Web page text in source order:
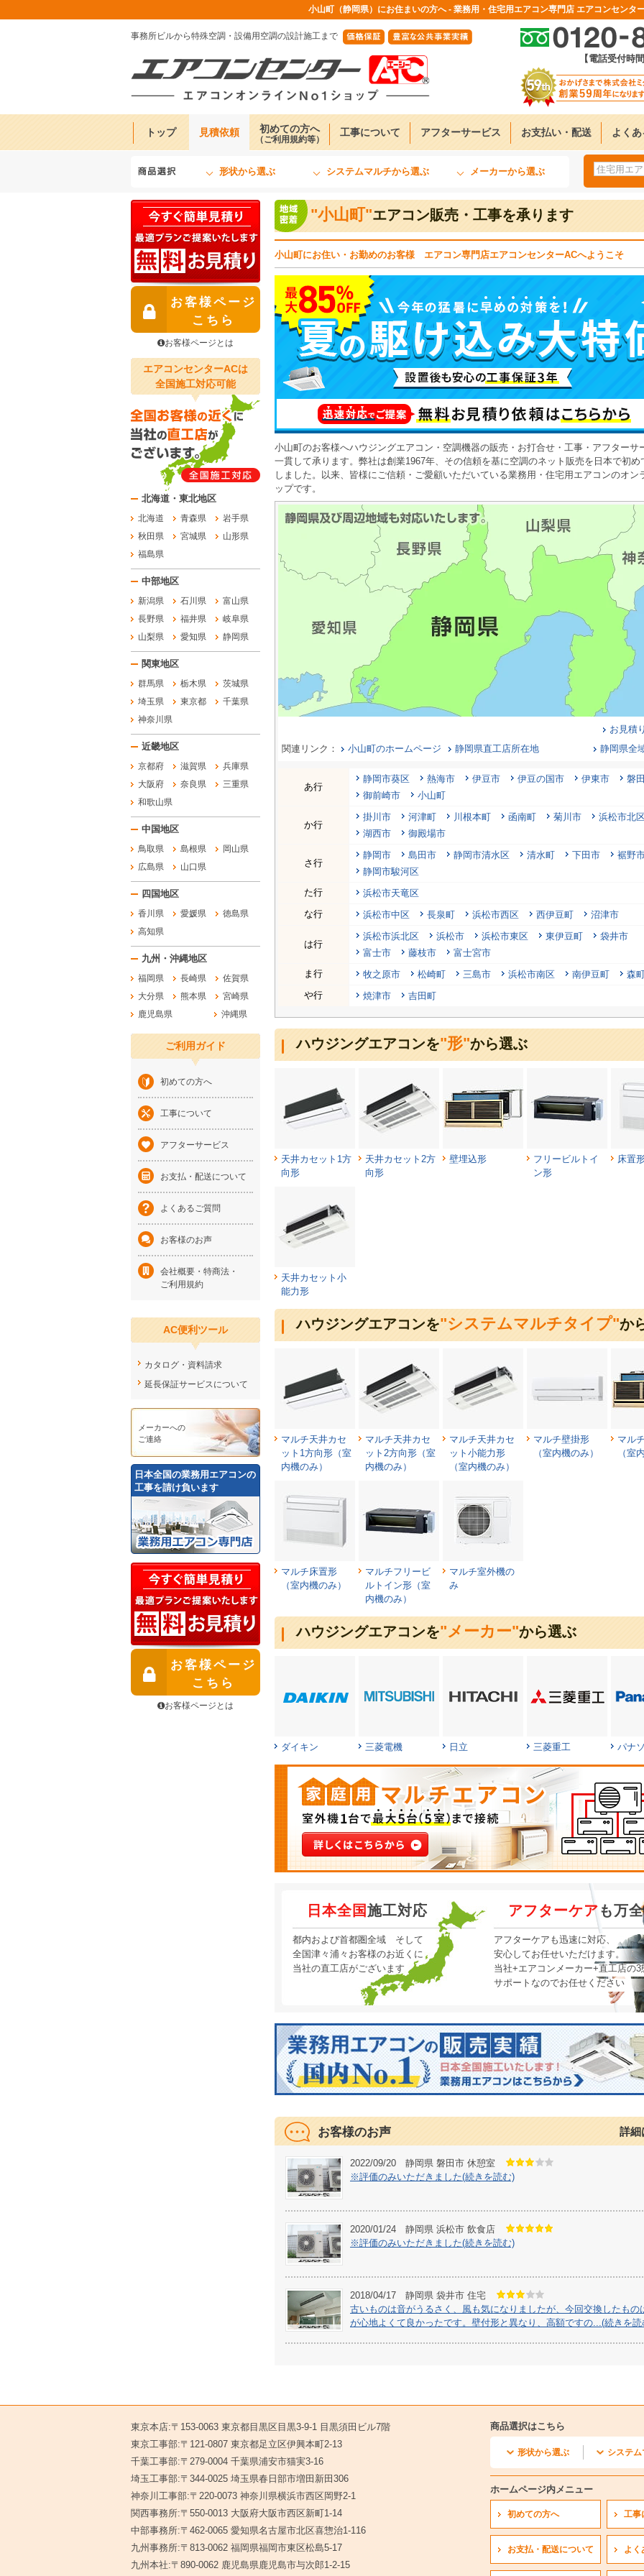
小山町（静岡県）にお住まいの方へ - 業務用・住宅用エアコン専門店 エアコンセンタ
事務所ビルから特殊空調・設備用空調の設計施工まで
【電話受付時
トップ 見積依頼 初めての方へ
（ご利用規約等）
工事について アフターサービス お支払い・配送 よく
形状から選ぶ システムマルチから選ぶ メーカーから選ぶ
"小山町"エアコン販売・工事を承ります
小山町にお住い・お勤めのお客様 エアコン専門店エアコンセンターACへようこそ
小山町のお客様へハウジングエアコン・空調機器の販売・お打合せ・工事・アフターサ
一貫して承ります。 弊社は創業1967年、その信頼を基に空調のネット販売を日本で初め
しました。以来、皆様にご信頼・ご愛顧いただいている業務用・住宅用エアコンのオン
ップです。
お見積
関連リンク：
小山町のホームページ 静岡県直工店所在地 静岡県全
あ行
静岡市葵区 熱海市 伊豆市 伊豆の国市 伊東市
磐
御前崎市
小山町
か行
掛川市 河津町 川根本町 函南町 菊川市
浜松市北
湖西市
御殿場市
さ行
静岡市 島田市 静岡市清水区 清水町 下田市
裾野
静岡市駿河区
た行
浜松市天竜区
な行
浜松市中区 長泉町 浜松市西区 西伊豆町 沼津市
は行
浜松市浜北区 浜松市 浜松市東区 東伊豆町
袋井市
富士市
藤枝市
富士宮市
ま行
牧之原市 松崎町 三島市 浜松市南区 南伊豆町
森
や行
焼津市 吉田町
ハウジングエアコンを"形"から選ぶ
天井カセット1方
向形
天井カセット2方
向形
壁埋込形
フリービルトイ
ン形
床置
天井カセット小
能力形
ハウジングエアコンを"システムマルチタイプ"か
マルチ天井カセ
ット1方向形（室
内機のみ）
マルチ天井カセ
ット2方向形（室
内機のみ）
マルチ天井カセ
ット小能力形
（室内機のみ）
マルチ壁掛形
（室内機のみ）
マル
（室
マルチ床置形
（室内機のみ）
マルチフリービ
ルトイン形（室
内機のみ）
マルチ室外機の
み
ハウジングエアコンを"メーカー"から選ぶ
ダイキン 三菱電機 日立 三菱重工 パナ
日本全国施工対応
都内および首都圏全域 そして
全国津々浦々お客様のお近くに
当社の直工店がございます
アフターケアも万全
アフターケアも迅速に対応、
安心してお任せいただけます。
当社+エアコンメーカー+直工店の3
サポートなのでお任せください
お客様のお声 詳細
2022/09/20 静岡県 磐田市 休憩室
※評価のみいただきました(続きを読む)
2020/01/24 静岡県 浜松市 飲食店
※評価のみいただきました(続きを読む)
2018/04/17 静岡県 袋井市 住宅
古いものは音がうるさく、風も気になりましたが、今回交換したもの
が心地よくて良かったです。壁付形と異なり、高額ですの...(続きを読
お客様ページ
こちら
お客様ページとは
エアコンセンターACは
全国施工対応可能
北海道・東北地区
北海道 青森県
岩手県
秋田県
宮城県
山形県
福島県
中部地区
新潟県 石川県
富山県
長野県
福井県
岐阜県
山梨県
愛知県 静岡県
関東地区
群馬県 栃木県
茨城県
埼玉県
東京都
千葉県
神奈川県
近畿地区
京都府 滋賀県
兵庫県
大阪府
奈良県
三重県
和歌山県
中国地区
鳥取県 島根県
岡山県
広島県
山口県
四国地区
香川県 愛媛県
徳島県
高知県
九州・沖縄地区
福岡県 長崎県
佐賀県
大分県
熊本県
宮崎県
鹿児島県
沖縄県
ご利用ガイド
初めての方へ
工事について
アフターサービス
お支払・配送について
よくあるご質問
お客様のお声
会社概要・特商法・
ご利用規約
AC便利ツール
カタログ・資料請求
延長保証サービスについて
メーカーへの
ご連絡
日本全国の業務用エアコンの
工事を請け負います
お客様ページ
こちら
お客様ページとは
東京本店:〒153-0063 東京都目黒区目黒3-9-1 目黒須田ビル7階
東京工事部:〒121-0807 東京都足立区伊興本町2-13
千葉工事部:〒279-0004 千葉県浦安市猫実3-16
埼玉工事部:〒344-0025 埼玉県春日部市増田新田306
神奈川工事部:〒220-0073 神奈川県横浜市西区岡野2-1
関西事務所:〒550-0013 大阪府大阪市西区新町1-14
中部事務所:〒462-0065 愛知県名古屋市北区喜惣治1-116
九州事務所:〒813-0062 福岡県福岡市東区松島5-17
九州本社:〒890-0062 鹿児島県鹿児島市与次郎1-2-15
商品選択はこちら
形状から選ぶ
天井カセット1方向形
天井カセット2方向形
壁埋込形
フリービルトイン形
床置形
天井カセット小能力形
システ
マルチ天
マルチ天
マルチ壁
マルチフ
マルチ床
マルチ天
マルチ壁
マルチ室
ホームページ内メニュー
初めての方へ 工事
お支払・配送について よく